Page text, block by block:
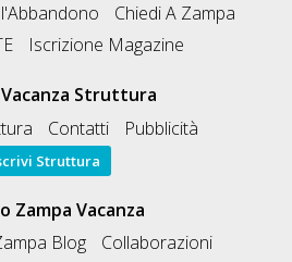
Chiedi A Zampa
Iscrizione Magazine
Struttura
Contatti Pubblicità
Struttura
Zampa Vacanza
Blog Collaborazioni